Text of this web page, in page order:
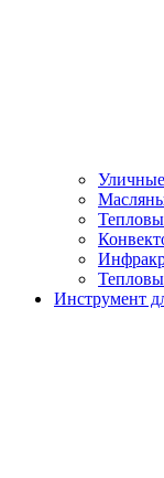
Уличные
Инструмент